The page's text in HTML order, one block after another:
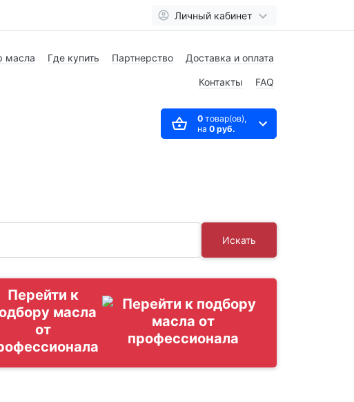
Личный кабинет
масла Где купить Партнерство Доставка и оплата
Контакты FAQ
0товар(ов),
на 0 руб.
Искать
Перейти к
масла
от